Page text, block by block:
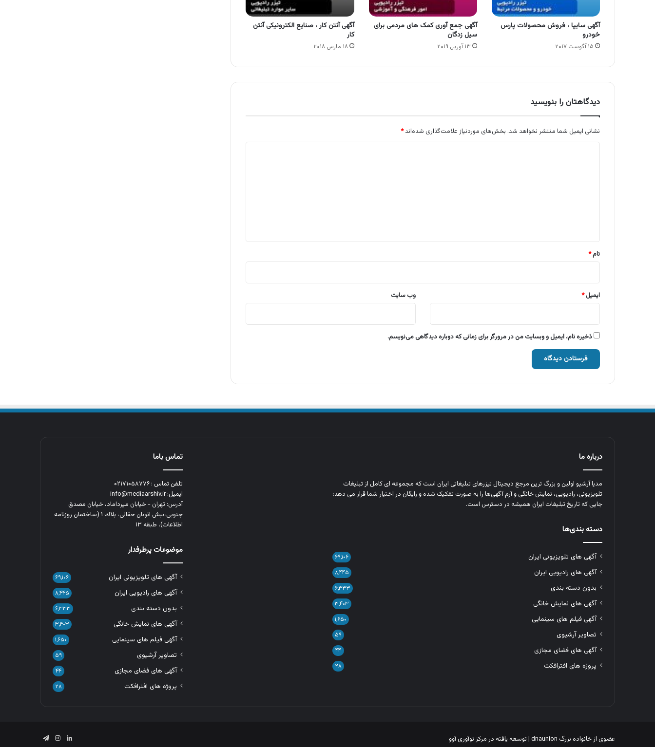
آگهی سایپا ، فروش محصولات پارس
خودرو
۱۵ آگوست ۲۰۱۷
آگهی جمع آوری کمک های مردمی برای
سیل زدگان
۱۳ آوریل ۲۰۱۹
آگهی آنتن کار ، صنایع الکترونیکی آنتن
کار
۱۸ مارس ۲۰۱۸
دیدگاهتان را بنویسید
نشانی ایمیل شما منتشر نخواهد شد. بخش‌های موردنیاز علامت‌گذاری شده‌اند*
نام*
ایمیل* وب‌ سایت
ذخیره نام، ایمیل و وبسایت من در مرورگر برای زمانی که دوباره دیدگاهی می‌نویسم.
درباره ما
مدیا آرشیو اولین و بزرگ‌ ترین مرجع دیجیتال تیزرهای تبلیغاتی ایران است که مجموعه‌ ای کامل از تبلیغات
تلویزیونی، رادیویی، نمایش خانگی و آرم‌ آگهی‌ها را به‌ صورت تفکیک‌ شده و رایگان در اختیار شما قرار می‌ دهد؛
جایی که تاریخ تبلیغات ایران همیشه در دسترس است.
دسته بندی‌ها
آگهی های تلویزیونی ایران ۶۹,۱۰۶
آگهی های رادیویی ایران ۸,۴۴۵
بدون دسته بندی ۶,۳۳۳
آگهی های نمایش خانگی ۳,۴۰۳
آگهی فیلم های سینمایی ۱,۶۵۰
تصاویر آرشیوی ۵۹
آگهی های فضای مجازی ۴۴
پروژه های افترافکت ۲۸
تماس باما
تلفن تماس : ۰۲۱۷۱۰۵۸۷۷۶
ایمیل: info@mediaarshiv.ir
آدرس: تهران - خیابان میرداماد، خیابان مصدق
جنوبی،نبش اتوبان حقانی، پلاك ١ (ساختمان روزنامه
اطلاعات)، طبقه ۱۳
موضوعات پرطرفدار
آگهی های تلویزیونی ایران ۶۹,۱۰۶
آگهی های رادیویی ایران ۸,۴۴۵
بدون دسته بندی ۶,۳۳۳
آگهی های نمایش خانگی ۳,۴۰۳
آگهی فیلم های سینمایی ۱,۶۵۰
تصاویر آرشیوی ۵۹
آگهی های فضای مجازی ۴۴
پروژه های افترافکت ۲۸
عضوی از خانواده بزرگ dnaunion | توسعه یافته در مرکز نوآوری آوو لینکدیناینستاگرام
تلگرام